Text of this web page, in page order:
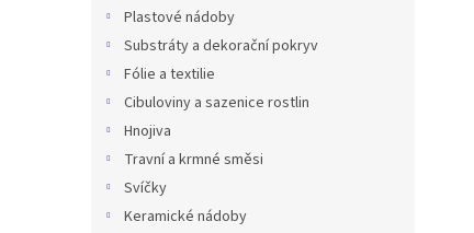
Plastové nádoby
Substráty a dekorační pokryv
Fólie a textilie
Cibuloviny a sazenice rostlin
Hnojiva
Travní a krmné směsi
Svíčky
Keramické nádoby